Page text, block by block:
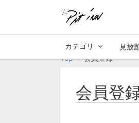
カテゴリ 見放
Top
会員登録
会員登